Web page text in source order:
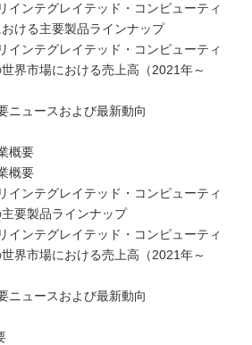
インテグレイテッド・コンピューティ
ける主要製品ラインナップ
インテグレイテッド・コンピューティ
界市場における売上高（2021年～
ニュースおよび最新動向
概要
概要
インテグレイテッド・コンピューティ
要製品ラインナップ
インテグレイテッド・コンピューティ
界市場における売上高（2021年～
ニュースおよび最新動向